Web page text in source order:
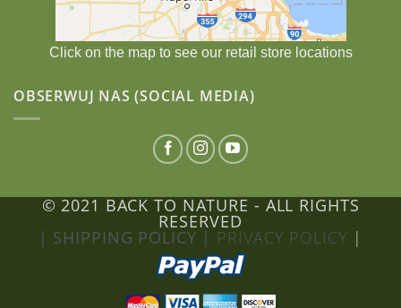
Click on the map to see our retail store locations
OBSERWUJ NAS (SOCIAL MEDIA)
© 2021 BACK TO NATURE - ALL RIGHTS
RESERVED
| SHIPPING POLICY | PRIVACY POLICY |